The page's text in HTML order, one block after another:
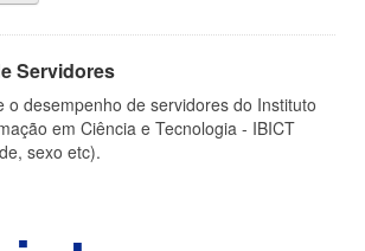
Servidores
o desempenho de servidores do Instituto
em Ciência e Tecnologia - IBICT
sexo etc).